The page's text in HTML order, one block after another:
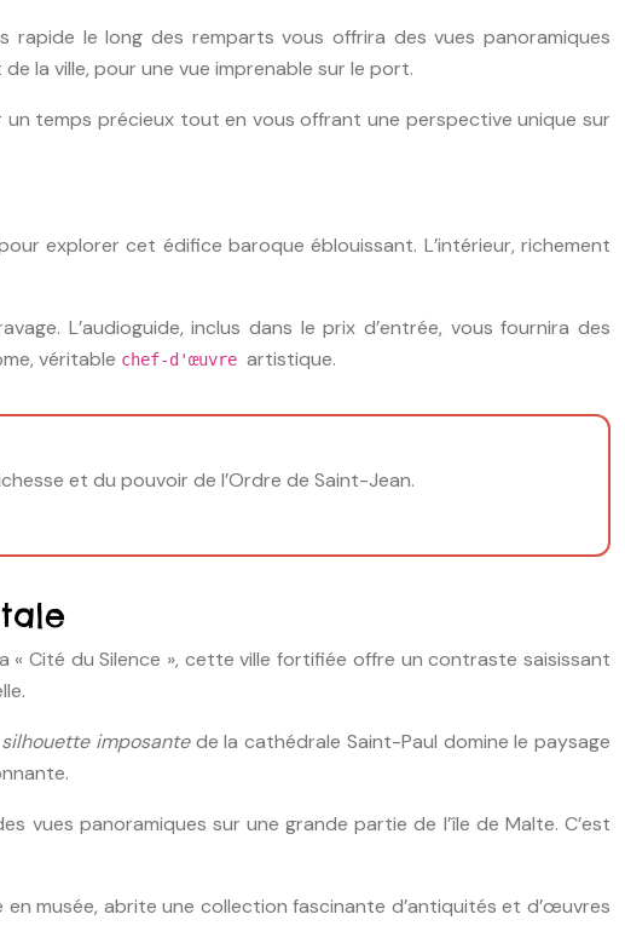
rapide le long des remparts vous offrira des vues panoramiques
la ville, pour une vue imprenable sur le port.
temps précieux tout en vous offrant une perspective unique sur
explorer cet édifice baroque éblouissant. L’intérieur, richement
L’audioguide, inclus dans le prix d’entrée, vous fournira des
véritable chef-d'œuvre artistique.
et du pouvoir de l’Ordre de Saint-Jean.
« Cité du Silence », cette ville fortifiée offre un contraste saisissant
silhouette imposantede la cathédrale Saint-Paul domine le paysage
vues panoramiques sur une grande partie de l’île de Malte. C’est
musée, abrite une collection fascinante d’antiquités et d’œuvres